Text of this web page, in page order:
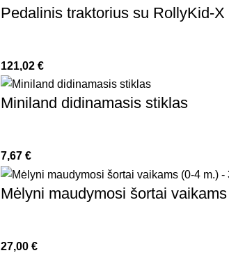
Pedalinis traktorius su RollyKid-X
121,02 €
Miniland didinamasis stiklas
7,67 €
Mėlyni maudymosi šortai
27,00 €